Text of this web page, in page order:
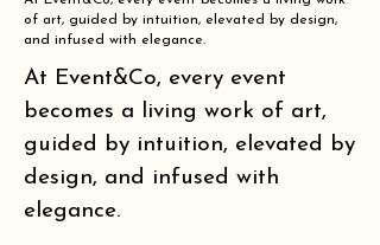
of art, guided by intuition, elevated by design,
and infused with elegance.
At Event&Co, every event
becomes a living work of art,
guided by intuition, elevated by
design, and infused with
elegance.